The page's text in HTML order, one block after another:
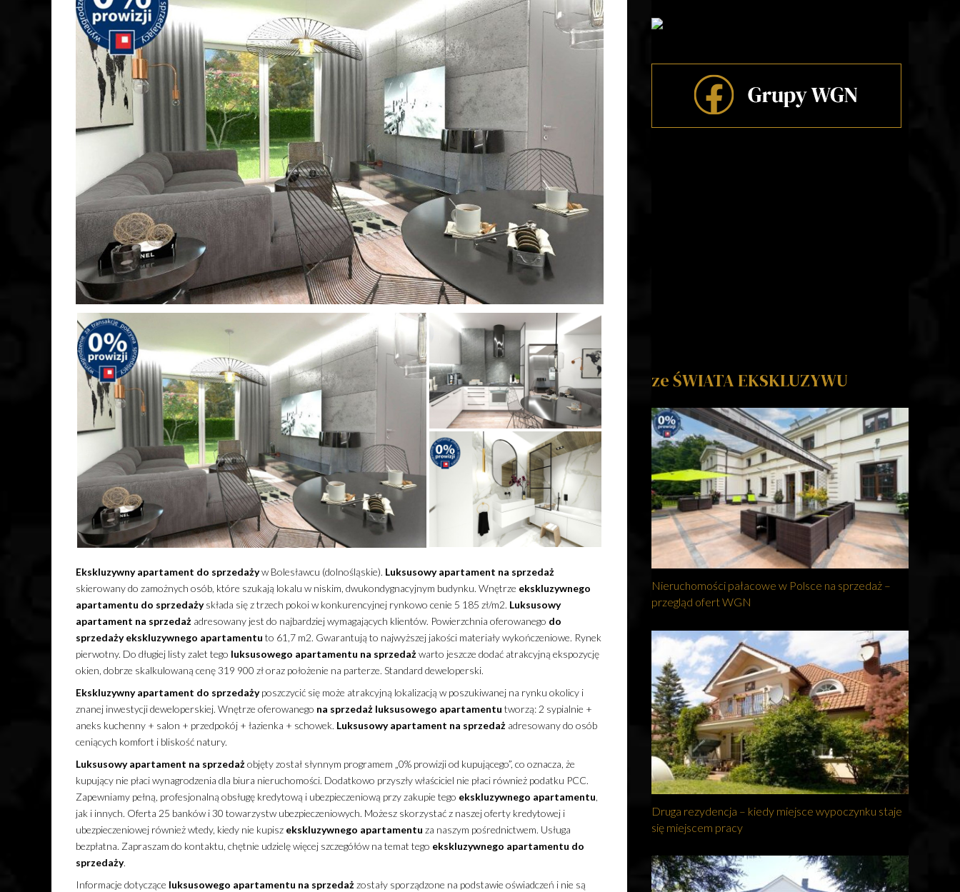
Ekskluzywny apartament do sprzedażyw Bolesławcu (dolnośląskie). Luksusowy apartament na sprzedaż
skierowany do zamożnych osób, które szukają lokalu w niskim, dwukondygnacyjnym budynku. Wnętrze ekskluzywnego
apartamentu do sprzedażyskłada się z trzech pokoi w konkurencyjnej rynkowo cenie 5 185 zł/m2. Luksusowy
apartament na sprzedażadresowany jest do najbardziej wymagających klientów. Powierzchnia oferowanego do
sprzedaży ekskluzywnego apartamentu to 61,7 m2. Gwarantują to najwyższej jakości materiały wykończeniowe. Rynek
pierwotny. Do długiej listy zalet tego luksusowego apartamentu na sprzedażwarto jeszcze dodać atrakcyjną ekspozycję
okien, dobrze skalkulowaną cenę 319 900 zł oraz położenie na parterze. Standard deweloperski.
Ekskluzywny apartament do sprzedażyposzczycić się może atrakcyjną lokalizacją w poszukiwanej na rynku okolicy i
znanej inwestycji deweloperskiej. Wnętrze oferowanego na sprzedaż luksusowego apartamentu tworzą: 2 sypialnie +
aneks kuchenny + salon + przedpokój + łazienka + schowek. Luksusowy apartament na sprzedażadresowany do osób
ceniących komfort i bliskość natury.
Luksusowy apartament na sprzedażobjęty został słynnym programem „0% prowizji od kupującego”, co oznacza, że
kupujący nie płaci wynagrodzenia dla biura nieruchomości. Dodatkowo przyszły właściciel nie płaci również podatku PCC.
Zapewniamy pełną, profesjonalną obsługę kredytową i ubezpieczeniową przy zakupie tego ekskluzywnego apartamentu,
jak i innych. Oferta 25 banków i 30 towarzystw ubezpieczeniowych. Możesz skorzystać z naszej oferty kredytowej i
ubezpieczeniowej również wtedy, kiedy nie kupisz ekskluzywnego apartamentu za naszym pośrednictwem. Usługa
bezpłatna. Zapraszam do kontaktu, chętnie udzielę więcej szczegółów na temat tego ekskluzywnego apartamentu do
sprzedaży.
Informacje dotyczące luksusowego apartamentu na sprzedażzostały sporządzone na podstawie oświadczeń i nie są
ze ŚWIATA EKSKLUZYWU
Nieruchomości pałacowe w Polsce na sprzedaż –
przegląd ofert WGN
Druga rezydencja – kiedy miejsce wypoczynku staje
się miejscem pracy